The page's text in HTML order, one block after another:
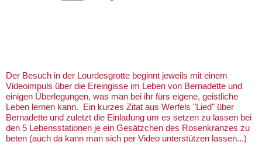
Der Besuch in der Lourdesgrotte beginnt jeweils mit einem
Videoimpuls über die Ereingisse im Leben von Bernadette und
einigen Überlegungen, was man bei ihr fürs eigene, geistliche
Leben lernen kann. Ein kurzes Zitat aus Werfels "Lied" über
Bernadette und zuletzt die Einladung um es setzen zu lassen bei
den 5 Lebensstationen je ein Gesätzchen des Rosenkranzes zu
beten (auch da kann man sich per Video unterstützen lassen...)